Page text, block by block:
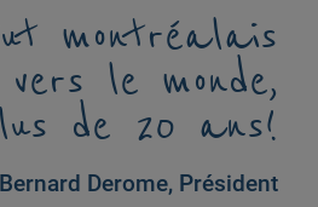
montréalais
le monde,
de 20 ans!
Derome, Président